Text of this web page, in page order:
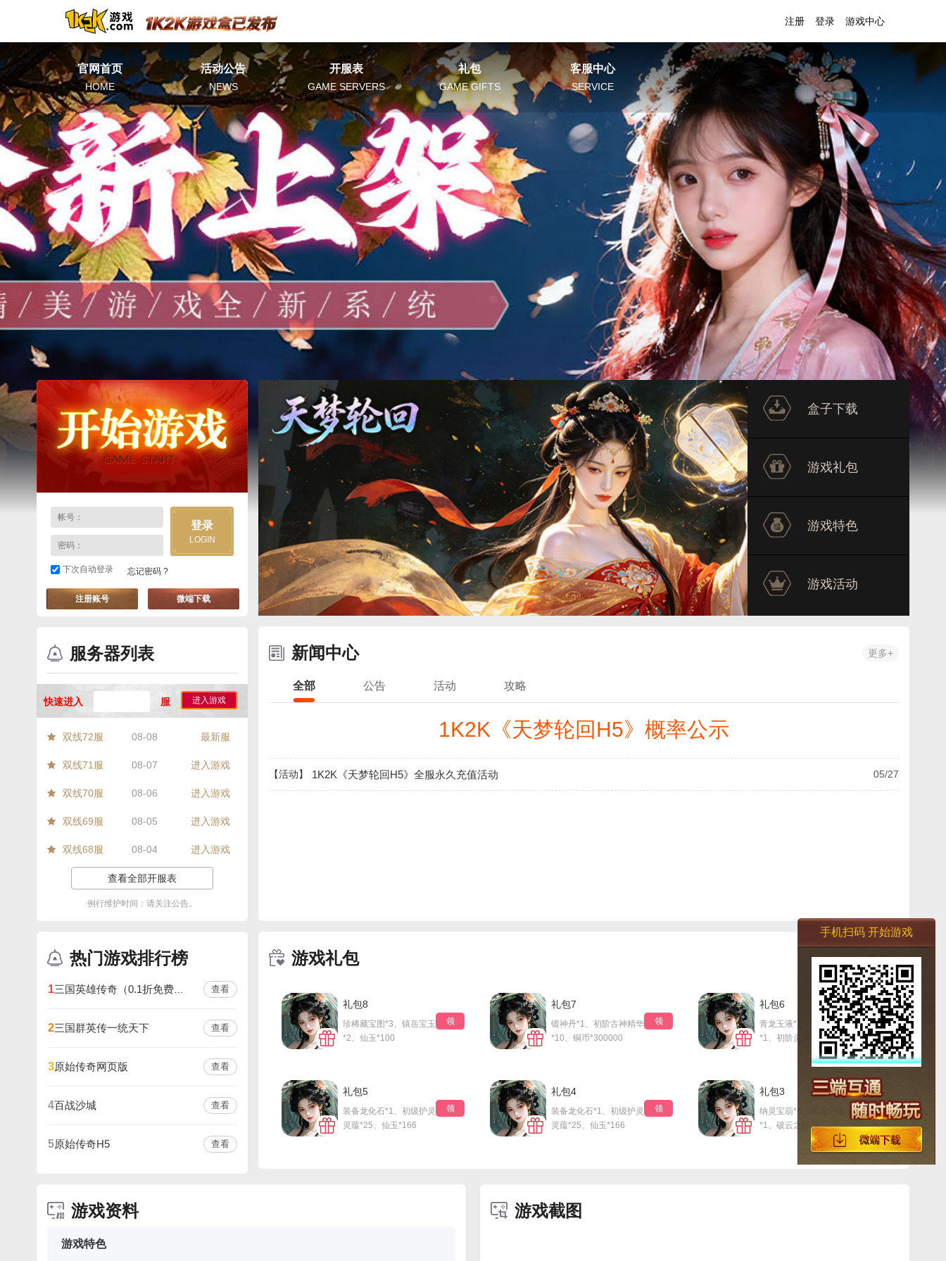
注册 登录 游戏中心
官网首页
HOME
活动公告
NEWS
开服表
GAME SERVERS
礼包
GAME GIFTS
客服中心
SERVICE
登录
LOGIN
下次自动登录 忘记密码 ?
注册账号 微端下载
服务器列表
快速进入 服 进入游戏
双线72服 08-08 最新服
双线71服 08-07 进入游戏
双线70服 08-06 进入游戏
双线69服 08-05 进入游戏
双线68服 08-04 进入游戏
查看全部开服表
例行维护时间：请关注公告。
热门游戏排行榜
1 查看
2三国群英传一统天下 查看
3原始传奇网页版 查看
4百战沙城 查看
5原始传奇H5 查看
盒子下载
游戏礼包
游戏特色
游戏活动
新闻中心 更多+
全部 公告 活动 攻略
1K2K《天梦轮回H5》概率公示
【活动】 1K2K《天梦轮回H5》全服永久充值活动 05/27
游戏礼包 更多+
礼包8
珍稀藏宝图*3、镇岳宝玉
*2、仙玉*100
领
礼包7
锻神丹*1、初阶古神精华
*10、铜币*300000
领
礼包6
青龙玉液*1、镇岳宝玉
*1、初阶灵宠丹*20
领
礼包5
装备龙化石*1、初级护灵
灵蕴*25、仙玉*166
领
礼包4
装备龙化石*1、初级护灵
灵蕴*25、仙玉*166
领
礼包3
纳灵宝葫*5、织霞之翎
*1、破云之翎*1
领
游戏资料
游戏特色
游戏截图
手机扫码 开始游戏